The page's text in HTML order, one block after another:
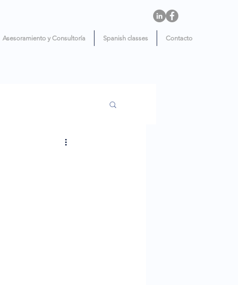
Asesoramiento y Consultoría Spanish classes Contacto